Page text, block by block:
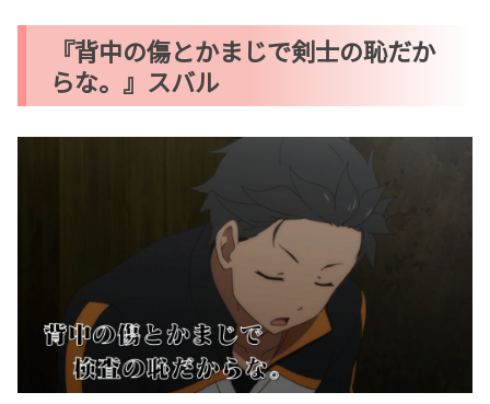
『背中の傷とかまじで剣士の恥だか
らな。』スバル